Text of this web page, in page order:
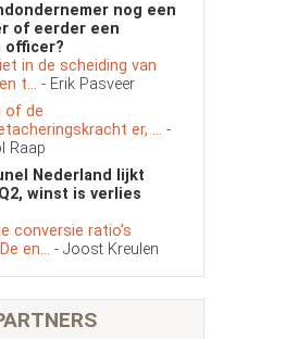
nog een
of eerder een
officer?
in de scheiding van
t... - Erik Pasveer
of de
er, ... -
Raap
Nederland lijkt
winst is verlies
conversie ratio’s
en... - Joost Kreulen